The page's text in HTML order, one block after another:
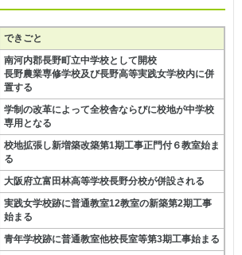
できごと
南河内郡長野町立中学校として開校
長野農業専修学校及び長野高等実践女学校内に併
置する
学制の改革によって全校舎ならびに校地が中学校
専用となる
校地拡張し新増築改築第1期工事正門付６教室始ま
る
大阪府立富田林高等学校長野分校が併設される
実践女学校跡に普通教室12教室の新築第2期工事
始まる
青年学校跡に普通教室他校長室等第3期工事始まる